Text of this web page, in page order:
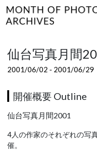
仙台写真月間
2001/06/02 - 2001/06/29
開催概要 Outline
仙台写真月間2001
4人の作家のそれぞれの写
催。